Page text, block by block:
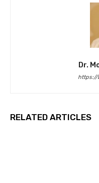
Dr.
https://
RELATED ARTICLES